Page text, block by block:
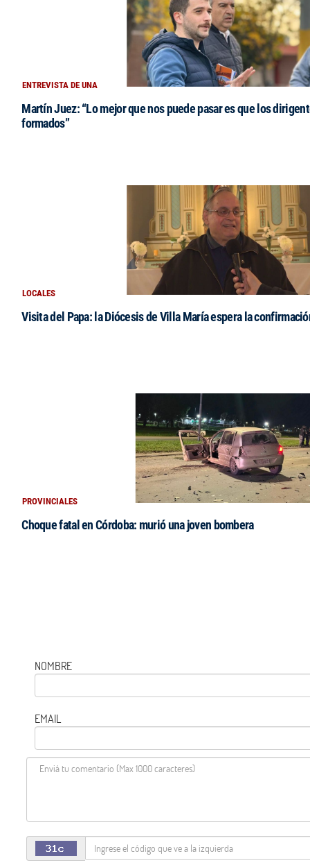
ENTREVISTA DE UNA
Martín Juez: “Lo mejor que nos puede pasar es que los
formados”
LOCALES
Visita del Papa: la Diócesis de Villa María espera la
PROVINCIALES
Choque fatal en Córdoba: murió una joven bombera
NOMBRE
EMAIL